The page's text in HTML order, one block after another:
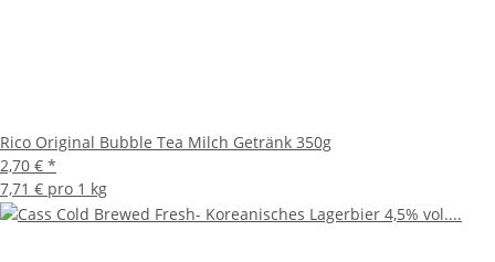
Rico Original Bubble Tea Milch Getränk 350g
2,70 € *
7,71 € pro 1 kg